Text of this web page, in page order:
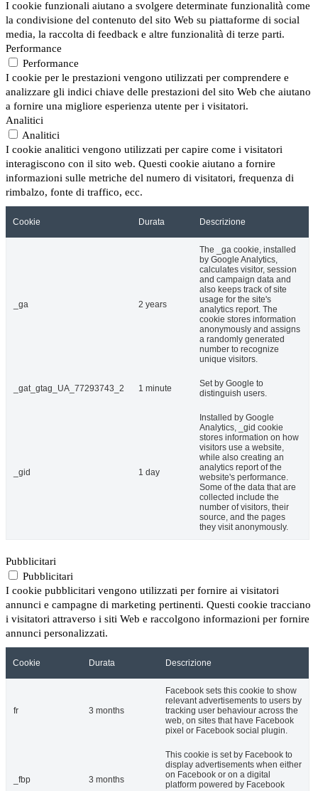
I cookie funzionali aiutano a svolgere determinate funzionalità come
la condivisione del contenuto del sito Web su piattaforme di social
media, la raccolta di feedback e altre funzionalità di terze parti.
Performance
Performance
I cookie per le prestazioni vengono utilizzati per comprendere e
analizzare gli indici chiave delle prestazioni del sito Web che aiutano
a fornire una migliore esperienza utente per i visitatori.
Analitici
Analitici
I cookie analitici vengono utilizzati per capire come i visitatori
interagiscono con il sito web. Questi cookie aiutano a fornire
informazioni sulle metriche del numero di visitatori, frequenza di
rimbalzo, fonte di traffico, ecc.
Cookie Durata Descrizione
_ga 2 years
The _ga cookie, installed
by Google Analytics,
calculates visitor, session
and campaign data and
also keeps track of site
usage for the site's
analytics report. The
cookie stores information
anonymously and assigns
a randomly generated
number to recognize
unique visitors.
_gat_gtag_UA_77293743_2 1 minute
Set by Google to
distinguish users.
_gid 1 day
Installed by Google
Analytics, _gid cookie
stores information on how
visitors use a website,
while also creating an
analytics report of the
website's performance.
Some of the data that are
collected include the
number of visitors, their
source, and the pages
they visit anonymously.
Pubblicitari
Pubblicitari
I cookie pubblicitari vengono utilizzati per fornire ai visitatori
annunci e campagne di marketing pertinenti. Questi cookie tracciano
i visitatori attraverso i siti Web e raccolgono informazioni per fornire
annunci personalizzati.
Cookie Durata Descrizione
fr 3 months
Facebook sets this cookie to show
relevant advertisements to users by
tracking user behaviour across the
web, on sites that have Facebook
pixel or Facebook social plugin.
_fbp 3 months
This cookie is set by Facebook to
display advertisements when either
on Facebook or on a digital
platform powered by Facebook